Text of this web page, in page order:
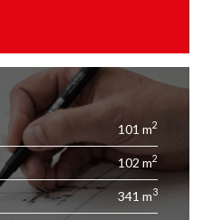
101 m2
102 m2
341 m3